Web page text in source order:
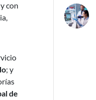
con
; y
de